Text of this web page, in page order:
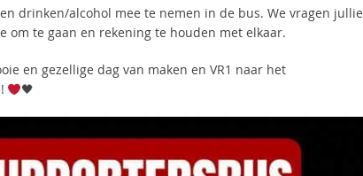
drinken/alcohol mee te nemen in de bus. We vragen jullie
om te gaan en rekening te houden met elkaar.
en gezellige dag van maken en VR1 naar het
🖤